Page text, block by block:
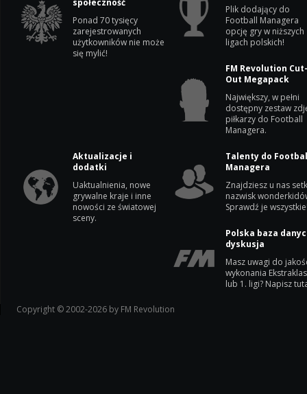
Ponad 70 tysięcy
zarejestrowanych
użytkowników nie może
się mylić!
Plik dodający do
Football Managera
opcję gry w niższych
ligach polskich!
FM Revolution
Out Megapack
Największy, w pełni
dostępny zestaw
piłkarzy do Football
Managera.
Aktualizacje i
dodatki
Uaktualnienia, nowe
grywalne kraje i inne
nowości ze światowej
sceny.
Talenty do
Managera
Znajdziesz u nas
nazwisk
Sprawdź je
Polska baza
dyskusja
Masz uwagi do
wykonania
lub 1. ligi? Napisz
Copyright © 2002-2026 by FM Revolution